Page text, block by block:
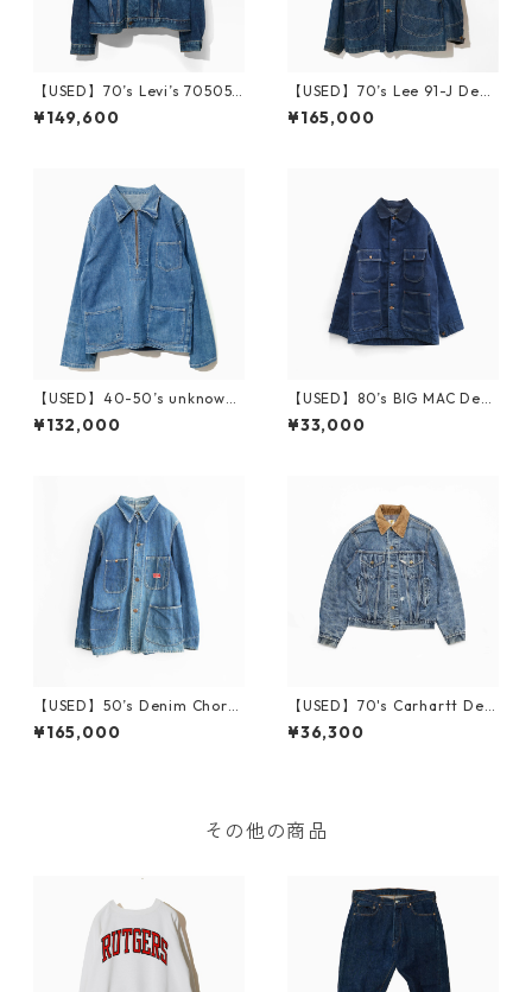
【USED】70’s Levi’s 70505
BIG-E Denim Jacket
¥149,600
【USED】70’s Lee 91-J Deni
m Chore Jacket 40
¥165,000
【USED】40-50’s unknown
Denim Pullover Jacket
¥132,000
【USED】80’s BIG MAC Deni
m Chore Jacket
¥33,000
【USED】50’s Denim Chore
Jacket
¥165,000
【USED】70's Carhartt Deni
m Jacket Blanket Liner
¥36,300
その他の商品